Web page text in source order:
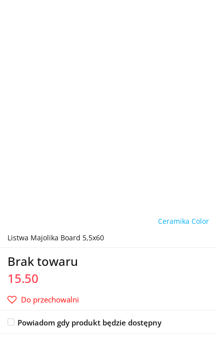
Ceramika Color
Listwa Majolika Board 5,5x60
Brak towaru
15.50
Do przechowalni
Powiadom gdy produkt będzie dostępny